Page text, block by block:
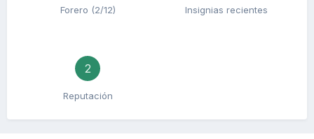
Forero (2/12) Insignias recientes
2
Reputación